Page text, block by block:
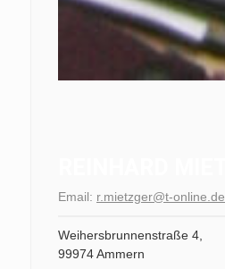
Email: r.mietzger@t-online.de
Weihersbrunnenstraße 4,
99974 Ammern